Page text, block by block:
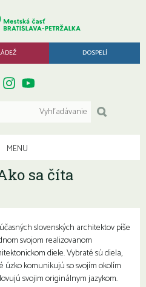
DOSPELÍ
MENU
sa číta
slovenských architektov píše
svojom realizovanom
diele. Vybraté sú diela,
úzko komunikujú so svojím okolím
svojim originálnym jazykom.